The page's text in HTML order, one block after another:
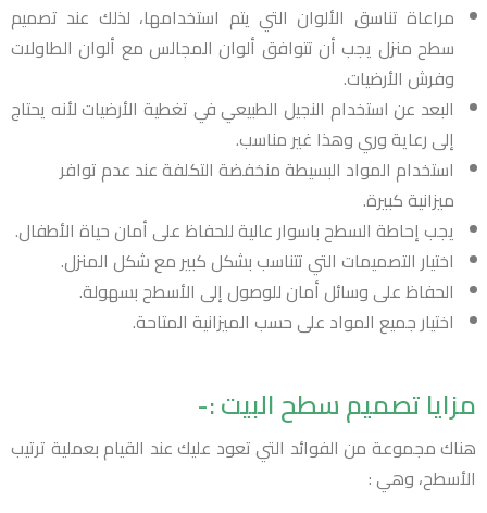
مراعاة تناسق الألوان التي يتم استخدامها، لذلك عند تصميم
سطح منزل يجب أن تتوافق ألوان المجالس مع ألوان الطاولات
وفرش الأرضيات.
البعد عن استخدام النجيل الطبيعي في تغطية الأرضيات لأنه يحتاج
إلى رعاية وري وهذا غير مناسب.
استخدام المواد البسيطة منخفضة التكلفة عند عدم توافر
ميزانية كبيرة.
يجب إحاطة السطح باسوار عالية للحفاظ على أمان حياة الأطفال.
اختيار التصميمات التي تتناسب بشكل كبير مع شكل المنزل.
الحفاظ على وسائل أمان للوصول إلى الأسطح بسهولة.
اختيار جميع المواد على حسب الميزانية المتاحة.
مزايا تصميم سطح البيت :-
هناك مجموعة من الفوائد التي تعود عليك عند القيام بعملية ترتيب
الأسطح، وهي :